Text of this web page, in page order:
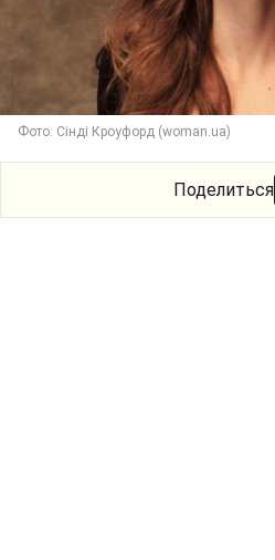
Фото: Сінді Кроуфорд (woman.ua)
Поделиться